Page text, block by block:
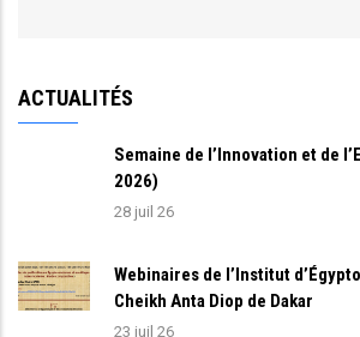
ACTUALITÉS
Semaine de l’Innovation et de
2026)
28 juil 26
Webinaires de l’Institut
Cheikh Anta Diop de Dakar
23 juil 26